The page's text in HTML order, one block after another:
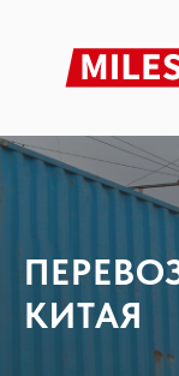
Главная »
КИТАЯ